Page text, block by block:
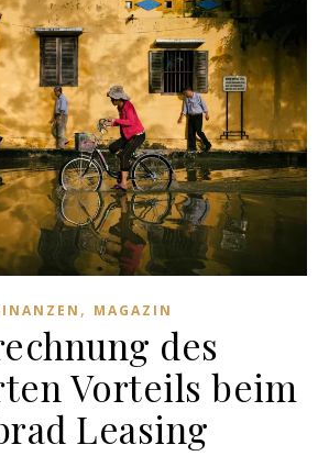
, MAGAZIN
des
Vorteils beim
Leasing